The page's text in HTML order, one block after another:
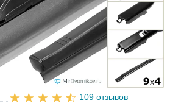
109 отзывов